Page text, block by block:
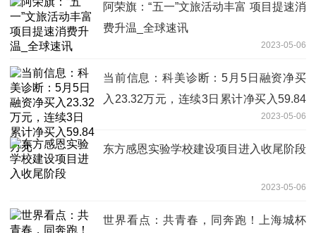
阿荣旗：“五一”文旅活动丰富 项目提速消
费升温_全球速讯
2023-05-06
当前信息：科美诊断：5月5日融资净买
入23.32万元，连续3日累计净买入59.84
2023-05-06
东方感恩实验学校建设项目进入收尾阶段
2023-05-06
世界看点：共青春，同奔跑！上海城杯